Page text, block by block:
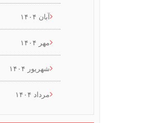
آبان ۱۴۰۴
مهر ۱۴۰۴
شهریور ۱۴۰۴
مرداد ۱۴۰۴